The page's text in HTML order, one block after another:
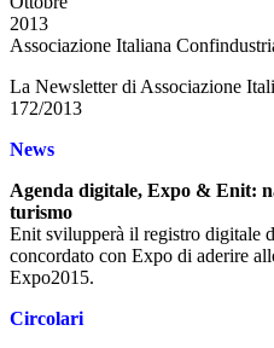
2013
Associazione Italiana
La Newsletter di Associazione
172/2013
News
Agenda digitale, Expo & Enit:
turismo
Enit svilupperà il registro digitale
concordato con Expo di aderire
Expo2015.
Circolari